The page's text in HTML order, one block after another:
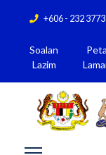
+606 - 232
Soalan
Lazim
Peta